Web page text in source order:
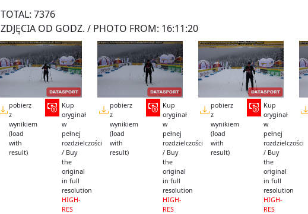
TOTAL: 7376
ZDJĘCIA OD GODZ. / PHOTO FROM: 16:11:20
pobierz
z
wynikiem
(load
with
result)
Kup
oryginał
w
pełnej
rozdzielczości
/ Buy
the
original
in full
resolution
HIGH-
RES
pobierz
z
wynikiem
(load
with
result)
Kup
oryginał
w
pełnej
rozdzielczości
/ Buy
the
original
in full
resolution
HIGH-
RES
pobierz
z
wynikiem
(load
with
result)
Kup
oryginał
w
pełnej
rozdzielczości
/ Buy
the
original
in full
resolution
HIGH-
RES